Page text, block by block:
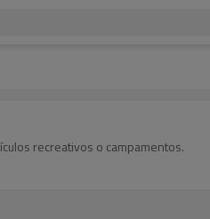
recreativos o campamentos.